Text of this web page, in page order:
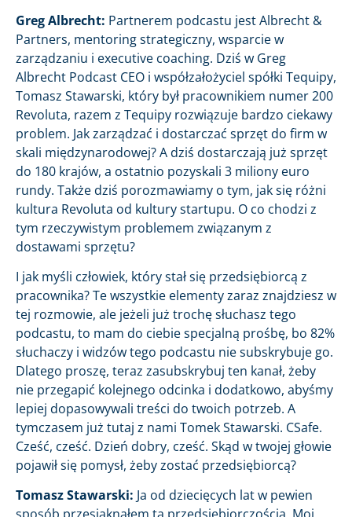
Greg Albrecht: Partnerem podcastu jest Albrecht &
Partners, mentoring strategiczny, wsparcie w
zarządzaniu i executive coaching. Dziś w Greg
Albrecht Podcast CEO i współzałożyciel spółki Tequipy,
Tomasz Stawarski, który był pracownikiem numer 200
Revoluta, razem z Tequipy rozwiązuje bardzo ciekawy
problem. Jak zarządzać i dostarczać sprzęt do firm w
skali międzynarodowej? A dziś dostarczają już sprzęt
do 180 krajów, a ostatnio pozyskali 3 miliony euro
rundy. Także dziś porozmawiamy o tym, jak się różni
kultura Revoluta od kultury startupu. O co chodzi z
tym rzeczywistym problemem związanym z
dostawami sprzętu?
I jak myśli człowiek, który stał się przedsiębiorcą z
pracownika? Te wszystkie elementy zaraz znajdziesz w
tej rozmowie, ale jeżeli już trochę słuchasz tego
podcastu, to mam do ciebie specjalną prośbę, bo 82%
słuchaczy i widzów tego podcastu nie subskrybuje go.
Dlatego proszę, teraz zasubskrybuj ten kanał, żeby
nie przegapić kolejnego odcinka i dodatkowo, abyśmy
lepiej dopasowywali treści do twoich potrzeb. A
tymczasem już tutaj z nami Tomek Stawarski. CSafe.
Cześć, cześć. Dzień dobry, cześć. Skąd w twojej głowie
pojawił się pomysł, żeby zostać przedsiębiorcą?
Tomasz Stawarski: Ja od dziecięcych lat w pewien